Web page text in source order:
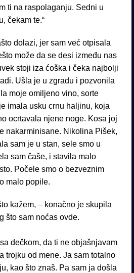
ti na raspolaganju. Sedni u
čekam te.“
dolazi, jer sam već otpisala
može da se desi između nas
stoji iza ćoška i čeka najbolji
Ušla je u zgradu i pozvonila
moje omiljeno vino, sorte
imala usku crnu haljinu, koja
ocrtavala njene noge. Kosa joj
nakarminisane. Nikolina Pišek,
sam je u stan, sele smo u
sam čaše, i stavila malo
Počele smo o bezveznim
malo popile.
kažem, – konačno je skupila
što sam noćas ovde.
dečkom, da ti ne objašnjavam
trojku od mene. Ja sam totalno
kao što znaš. Pa sam ja došla